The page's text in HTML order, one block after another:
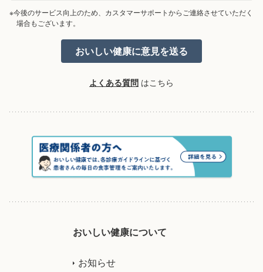
※今後のサービス向上のため、カスタマーサポートからご連絡させていただく
場合もございます。
よくある質問 はこちら
おいしい健康について
お知らせ